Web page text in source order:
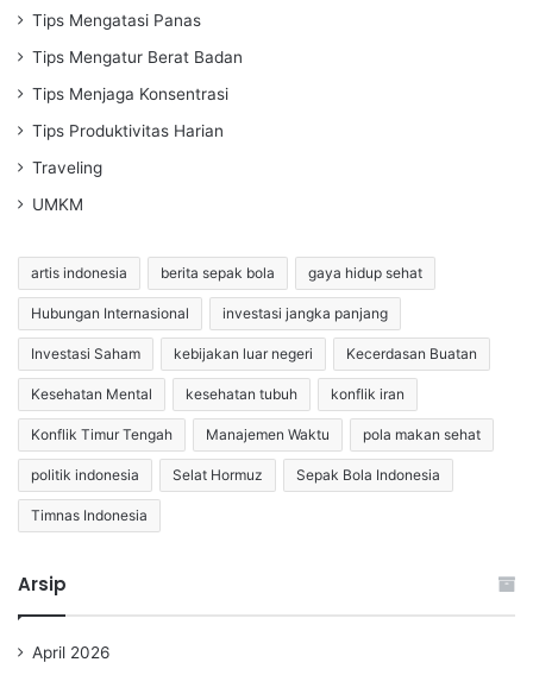
Tips Mengatasi Panas
Tips Mengatur Berat Badan
Tips Menjaga Konsentrasi
Tips Produktivitas Harian
Traveling
UMKM
artis indonesia berita sepak bola gaya hidup sehat
Hubungan Internasional investasi jangka panjang
Investasi Saham kebijakan luar negeri Kecerdasan Buatan
Kesehatan Mental kesehatan tubuh konflik iran
Konflik Timur Tengah Manajemen Waktu pola makan sehat
politik indonesia Selat Hormuz Sepak Bola Indonesia
Timnas Indonesia
Arsip
April 2026